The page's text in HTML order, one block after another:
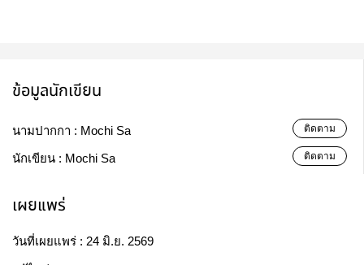
ข้อมูลนักเขียน
นามปากกา : Mochi Sa ติดตาม
นักเขียน : Mochi Sa ติดตาม
เผยแพร่
วันที่เผยแพร่ : 24 มิ.ย. 2569